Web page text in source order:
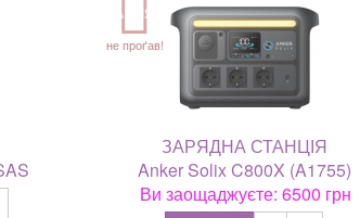
АКЦІЯ
не проґав!
ЗАРЯДНА СТАНЦІЯ
Anker Solix C800X (A1755)
Ви заощаджуєте: 6500 грн